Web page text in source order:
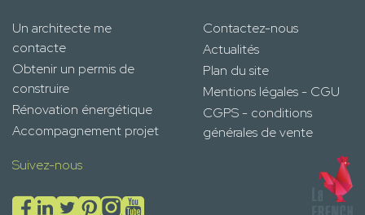
Un architecte me
contacte
Obtenir un permis de
construire
Rénovation énergétique
Accompagnement projet
Contactez-nous
Actualités
Plan du site
Mentions légales - CGU
CGPS - conditions
générales de vente
Suivez-nous